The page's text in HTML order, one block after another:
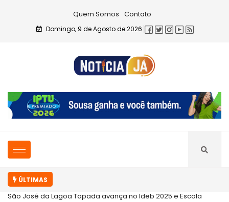
Quem Somos Contato
Domingo, 9 de Agosto de 2026
ÚLTIMAS
São José da Lagoa Tapada avança no Ideb 2025 e Escola